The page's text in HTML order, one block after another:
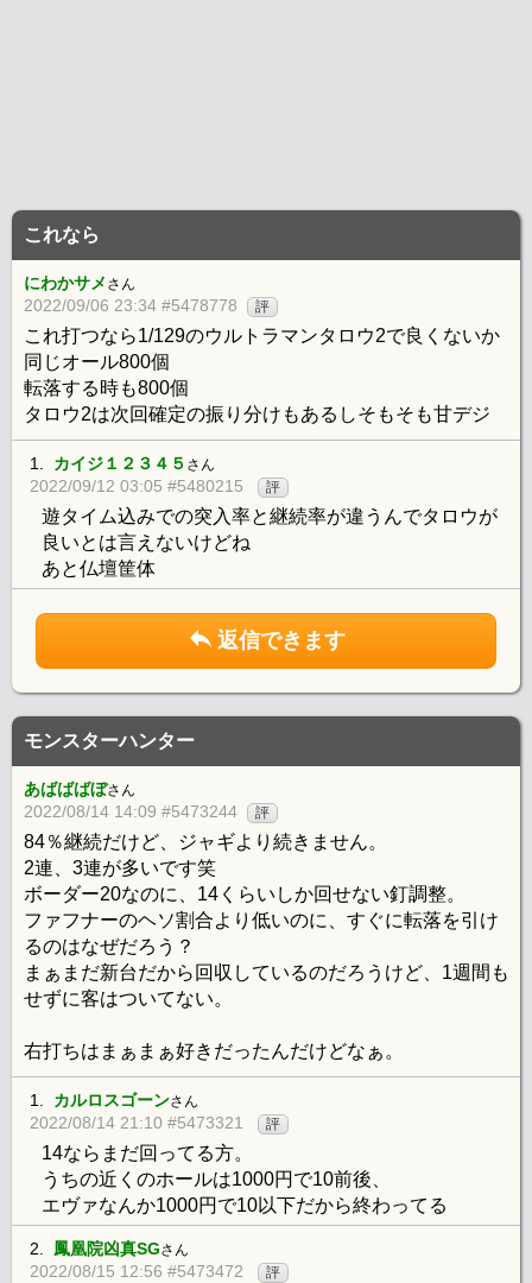
これなら
にわかサメ さん
2022/09/06 23:34 #5478778 評
これ打つなら1/129のウルトラマンタロウ2で良くないか
同じオール800個
転落する時も800個
タロウ2は次回確定の振り分けもあるしそもそも甘デジ
1. カイジ１２３４５ さん
2022/09/12 03:05 #5480215 評
遊タイム込みでの突入率と継続率が違うんでタロウが
良いとは言えないけどね
あと仏壇筐体
返信できます
モンスターハンター
あばばばぼさん
2022/08/14 14:09 #5473244 評
84％継続だけど、ジャギより続きません。
2連、3連が多いです笑
ボーダー20なのに、14くらいしか回せない釘調整。
ファフナーのヘソ割合より低いのに、すぐに転落を引け
るのはなぜだろう？
まぁまだ新台だから回収しているのだろうけど、1週間も
せずに客はついてない。
右打ちはまぁまぁ好きだったんだけどなぁ。
1. カルロスゴーンさん
2022/08/14 21:10 #5473321 評
14ならまだ回ってる方。
うちの近くのホールは1000円で10前後、
エヴァなんか1000円で10以下だから終わってる
2. 鳳凰院凶真SGさん
2022/08/15 12:56 #5473472 評